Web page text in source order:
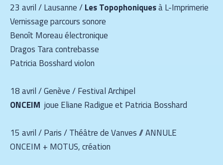
23 avril / Lausanne /Les Topophoniquesà L-Imprimerie
Vernissage parcours sonore
Benoît Moreau électronique
Dragos Tara contrebasse
Patricia Bosshard violon
18 avril / Genève / Festival Archipel
ONCEIM joue Eliane Radigue et Patricia Bosshard
15 avril / Paris / Théâtre de Vanves // ANNULE
ONCEIM + MOTUS, création